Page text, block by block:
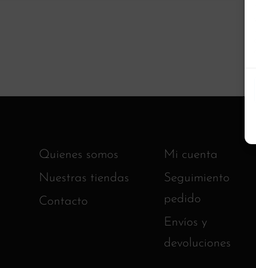
Quienes somos
Nuestras tiendas
Contacto
Mi cuenta
Seguimiento
pedido
Envíos y
devoluciones